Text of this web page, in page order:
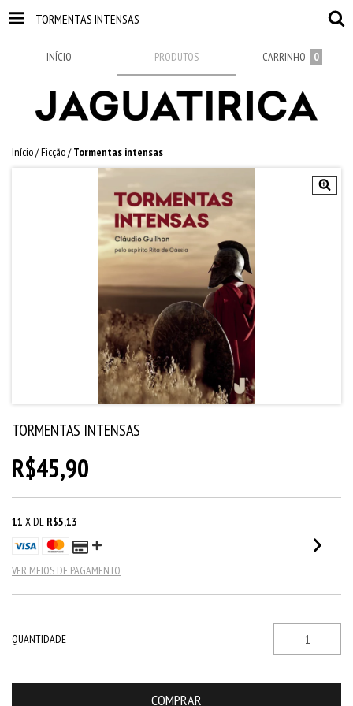
TORMENTAS INTENSAS
INÍCIO PRODUTOS CARRINHO 0
Início/Ficção/ Tormentas intensas
TORMENTAS INTENSAS
R$45,90
11 X DE R$5,13
VER MEIOS DE PAGAMENTO
QUANTIDADE